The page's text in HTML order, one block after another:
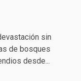
sin
de bosques
desde...